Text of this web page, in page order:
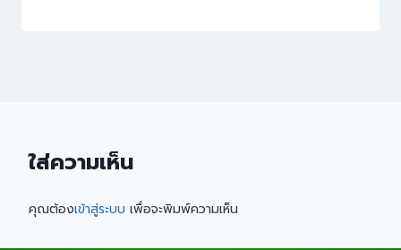
ใส่ความเห็น
คุณต้องเข้าสู่ระบบ เพื่อจะพิมพ์ความเห็น